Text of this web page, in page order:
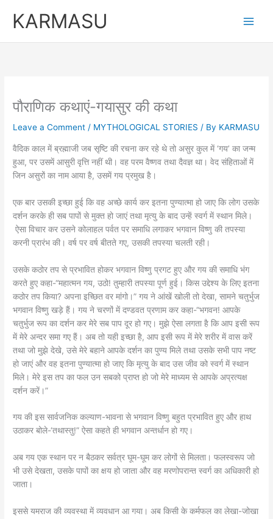
KARMASU
पौराणिक कथाएं-गयासुर की कथा
Leave a Comment / MYTHOLOGICAL STORIES / By KARMASU
वैदिक काल में ब्रह्माजी जब सृष्टि की रचना कर रहे थे तो असुर कुल में ‘गय’ का जन्म
हुआ, पर उसमें आसुरी वृत्ति नहीं थी। वह परम वैष्णव तथा दैवज्ञ था। वेद संहिताओं में
जिन असुरों का नाम आया है, उसमें गय प्रमुख है।
एक बार उसकी इच्छा हुई कि वह अच्छे कार्य कर इतना पुण्यात्मा हो जाए कि लोग उसके
दर्शन करके ही सब पापों से मुक्त हो जाएं तथा मृत्यु के बाद उन्हें स्वर्ग में स्थान मिले।
ऐसा विचार कर उसने कोलाहल पर्वत पर समाधि लगाकर भगवान विष्णु की तपस्या
करनी प्रारंभ की। वर्ष पर वर्ष बीतते गए, उसकी तपस्या चलती रही।
उसके कठोर तप से प्रभावित होकर भगवान विष्णु प्रगट हुए और गय की समाधि भंग
करते हुए कहा-“महात्मन गय, उठो! तुम्हारी तपस्या पूर्ण हुई। किस उद्देश्य के लिए इतना
कठोर तप किया? अपना इच्छित वर मांगो।” गय ने आंखें खोली तो देखा, सामने चतुर्भुज
भगवान विष्णु खड़े हैं। गय ने चरणों में दण्डवत प्रणाम कर कहा-“भगवन! आपके
चतुर्भुज रूप का दर्शन कर मेरे सब पाप दूर हो गए। मुझे ऐसा लगता है कि आप इसी रूप
में मेरे अन्दर समा गए हैं। अब तो यही इच्छा है, आप इसी रूप में मेरे शरीर में वास करें
तथा जो मुझे देखे, उसे मेरे बहाने आपके दर्शन का पुण्य मिले तथा उसके सभी पाप नष्ट
हो जाएं और वह इतना पुण्यात्मा हो जाए कि मृत्यु के बाद उस जीव को स्वर्ग में स्थान
मिले। मेरे इस तप का फल उन सबको प्राप्त हो जो मेरे माध्यम से आपके अप्रत्यक्ष
दर्शन करें।”
गय की इस सार्वजनिक कल्याण-भावना से भगवान विष्णु बहुत प्रभावित हुए और हाथ
उठाकर बोले-‘तथास्तु!” ऐसा कहते ही भगवान अन्तर्धान हो गए।
अब गय एक स्थान पर न बैठकर सर्वत्र घूम-घूम कर लोगों से मिलता। फलस्वरूप जो
भी उसे देखता, उसके पापों का क्षय हो जाता और वह मरणोपरान्त स्वर्ग का अधिकारी हो
जाता।
इससे यमराज की व्यवस्था में व्यवधान आ गया। अब किसी के कर्मफल का लेखा-जोखा